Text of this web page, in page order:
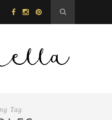
Tag